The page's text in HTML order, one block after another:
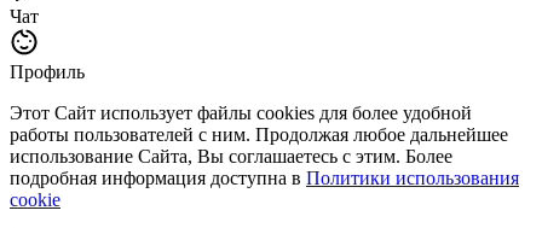
Чат
Профиль
Этот Сайт использует файлы cookies для более удобной
работы пользователей с ним. Продолжая любое дальнейшее
использование Сайта, Вы соглашаетесь с этим. Более
подробная информация доступна в Политики использования
cookie